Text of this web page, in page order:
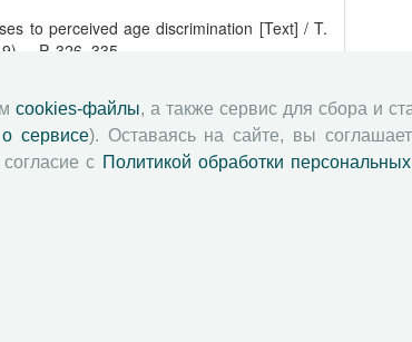
to perceived age discrimination [Text] / T.
– P. 326–335.
dividends and public policy [Text] :
– London : Macmillan, 1993.
resource]. – Available at :
number-at-the-zero-bound
cookies-файлы, а также сервис для сбора и
сервисе). Оставаясь на сайте, вы
с Политикой обработки